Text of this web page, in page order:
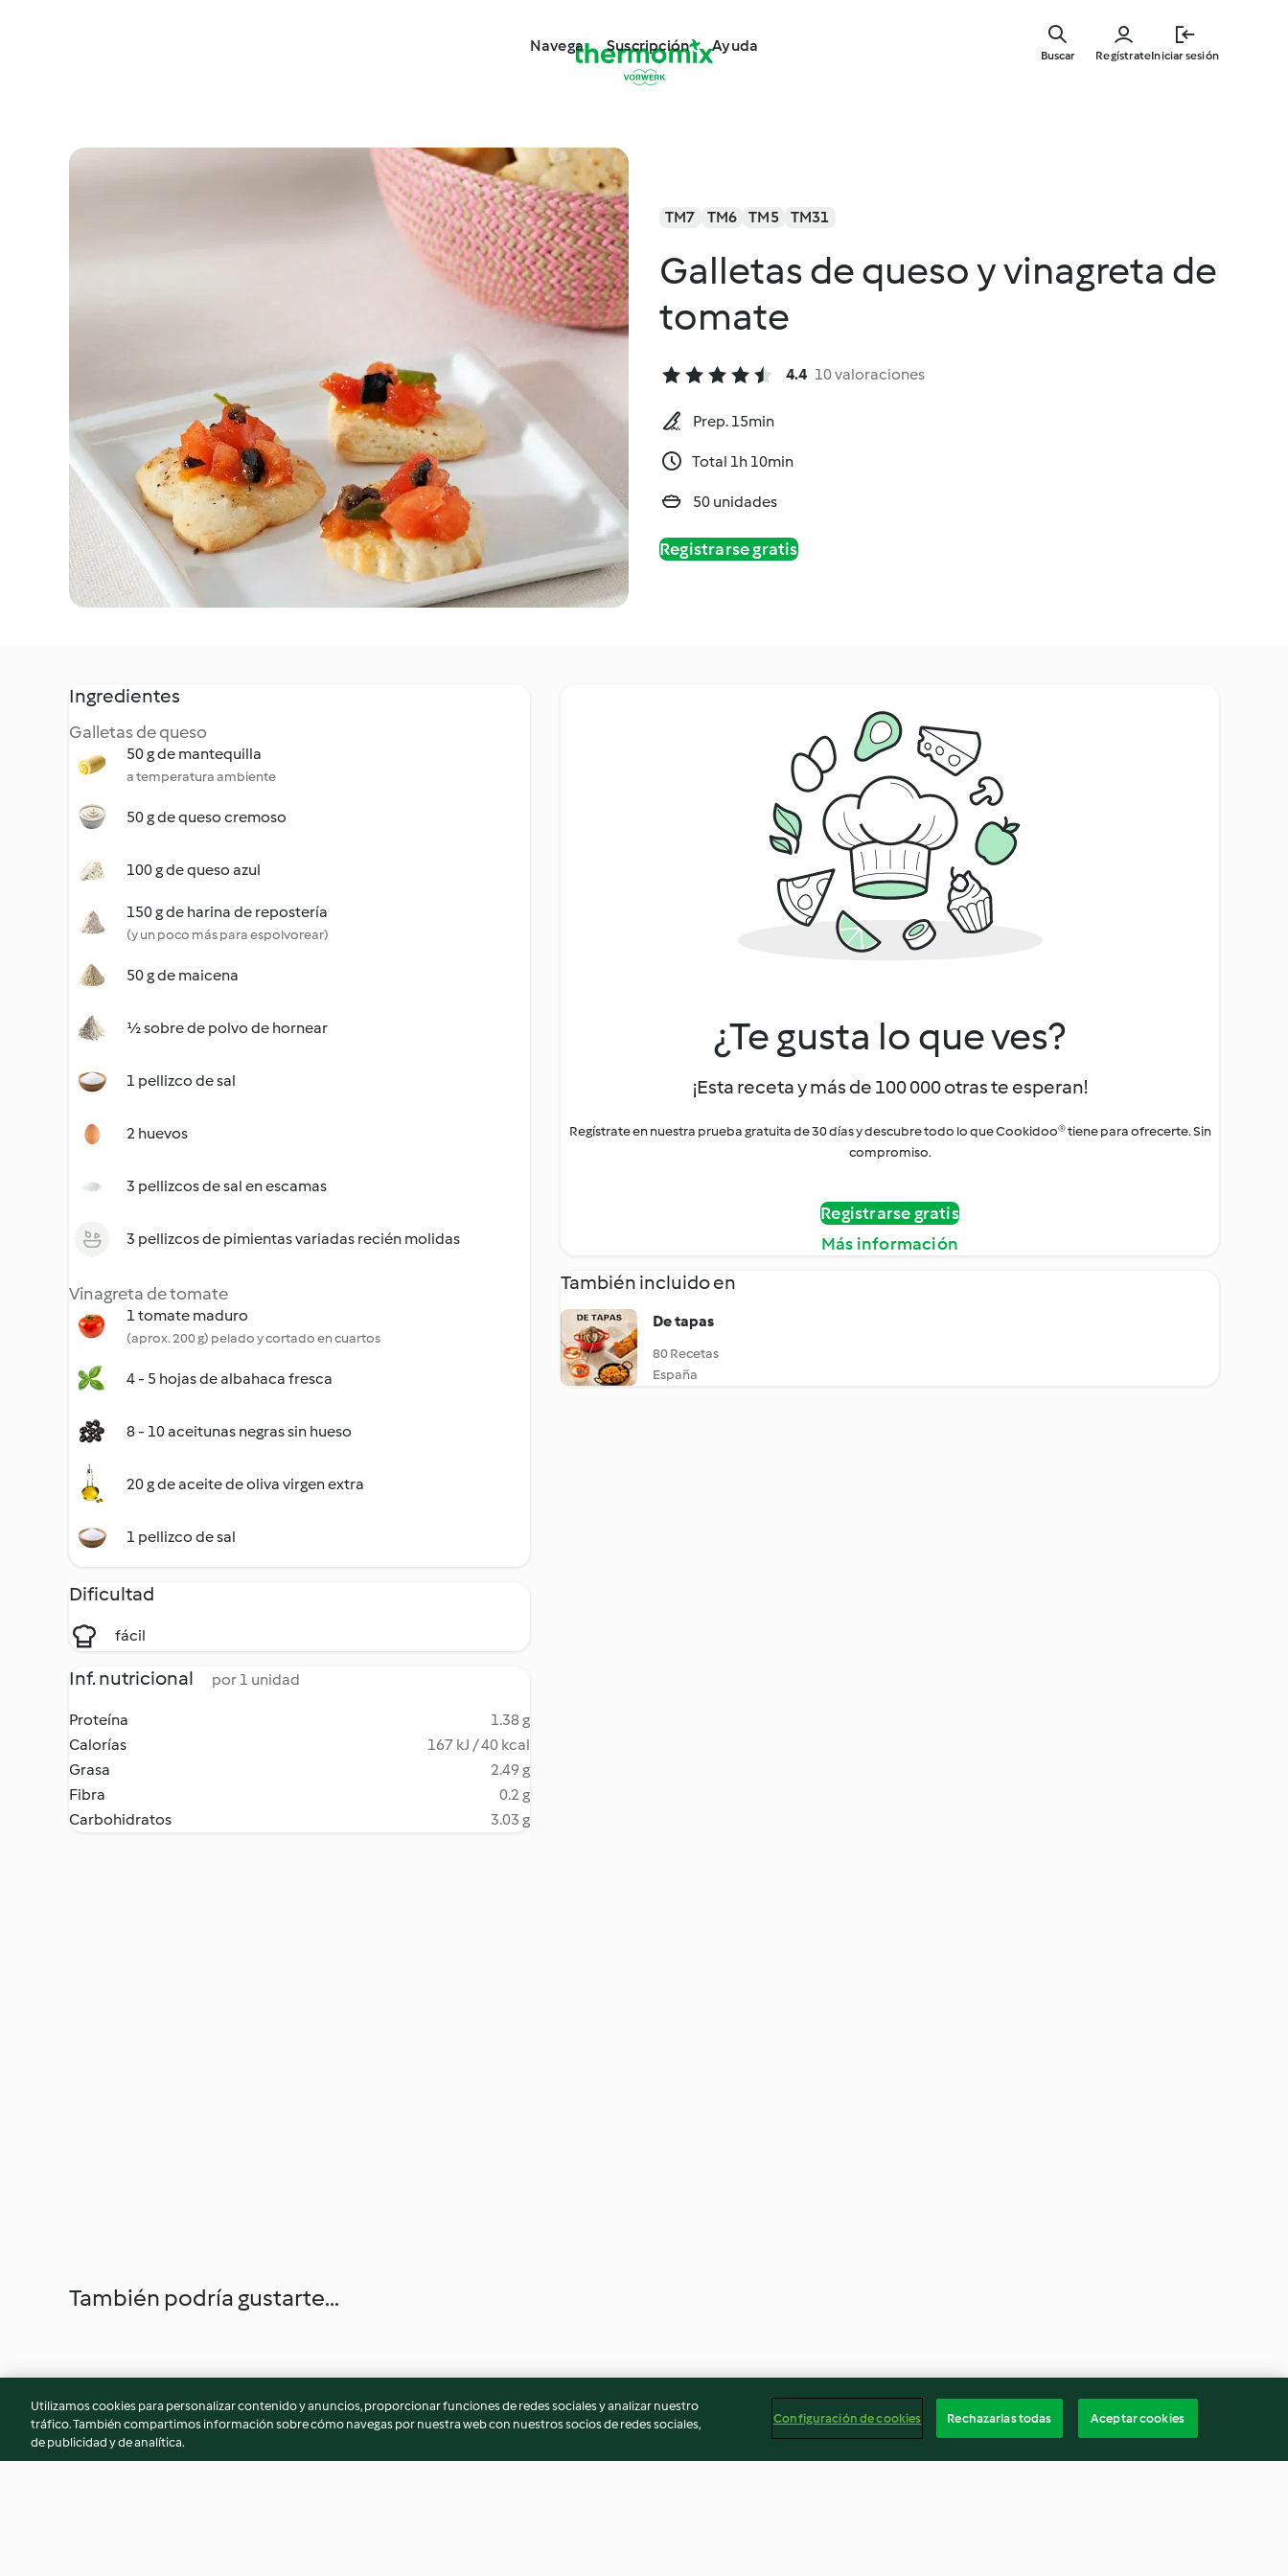
Navega Suscripción Ayuda
RegístrateIniciar sesión
Buscar
TM7 TM6 TM5 TM31
Galletas de queso y vinagreta de
tomate
4.4 10 valoraciones
Prep. 15min
Total 1h 10min
50 unidades
Registrarse gratis
Ingredientes
Galletas de queso
50 g de mantequilla
a temperatura ambiente
50 g de queso cremoso
100 g de queso azul
150 g de harina de repostería
(y un poco más para espolvorear)
50 g de maicena
½ sobre de polvo de hornear
1 pellizco de sal
2 huevos
3 pellizcos de sal en escamas
3 pellizcos de pimientas variadas recién molidas
Vinagreta de tomate
1 tomate maduro
(aprox. 200 g) pelado y cortado en cuartos
4 - 5 hojas de albahaca fresca
8 - 10 aceitunas negras sin hueso
20 g de aceite de oliva virgen extra
1 pellizco de sal
Dificultad
fácil
Inf. nutricional por 1 unidad
Proteína
1.38 g
Calorías
167 kJ / 40 kcal
Grasa
2.49 g
Fibra
0.2 g
Carbohidratos
3.03 g
¿Te gusta lo que ves?
¡Esta receta y más de 100 000 otras te esperan!
Regístrate en nuestra prueba gratuita de 30 días y descubre todo lo que Cookidoo® tiene para ofrecerte. Sin
compromiso.
Registrarse gratis
Más información
También incluido en
De tapas
80 Recetas
España
También podría gustarte...
Utilizamos cookies para personalizar contenido y anuncios, proporcionar funciones de redes sociales y analizar nuestro
tráfico. También compartimos información sobre cómo navegas por nuestra web con nuestros socios de redes sociales,
de publicidad y de analítica.
Configuración de cookies Rechazarlas todas Aceptar cookies